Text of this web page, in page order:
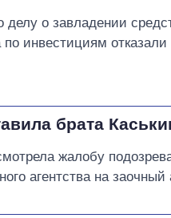
о завладении
по инвестициям отказали
брата
жалобу
агентства на заочный